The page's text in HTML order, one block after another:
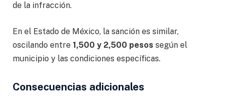
de la infracción.
En el Estado de México, la sanción es similar,
oscilando entre 1,500 y 2,500 pesos según el
municipio y las condiciones específicas.
Consecuencias adicionales